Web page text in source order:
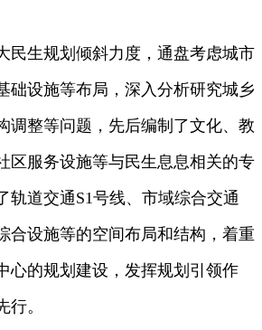
民生规划倾斜力度，通盘考虑城市
础设施等布局，深入分析研究城乡
调整等问题，先后编制了文化、教
区服务设施等与民生息息相关的专
轨道交通S1号线、市域综合交通
合设施等的空间布局和结构，着重
心的规划建设，发挥规划引领作
行。